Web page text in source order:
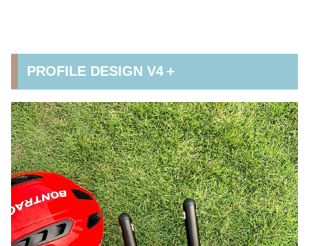
PROFILE DESIGN V4＋